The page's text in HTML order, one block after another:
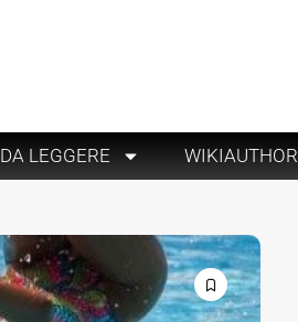
DA LEGGERE WIKIAUTHOR